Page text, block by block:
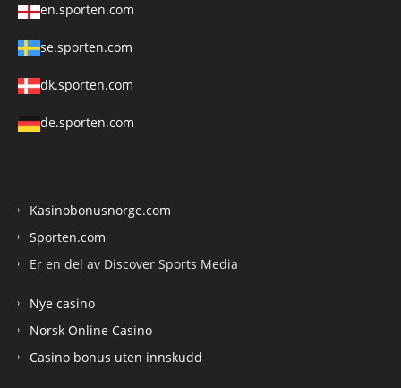
en.sporten.com
se.sporten.com
dk.sporten.com
de.sporten.com
Kasinobonusnorge.com
Sporten.com
Er en del av Discover Sports Media
Nye casino
Norsk Online Casino
Casino bonus uten innskudd